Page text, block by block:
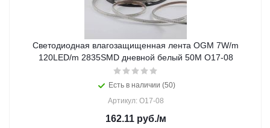
Светодиодная влагозащищенная лента OGM 7W/m
120LED/m 2835SMD дневной белый 50M O17-08
Есть в наличии (50)
Артикул: O17-08
162.11руб./м